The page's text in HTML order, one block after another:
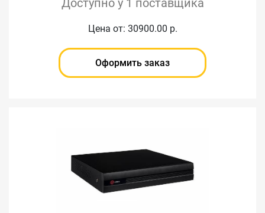
Цена от: 30900.00 р.
Оформить заказ